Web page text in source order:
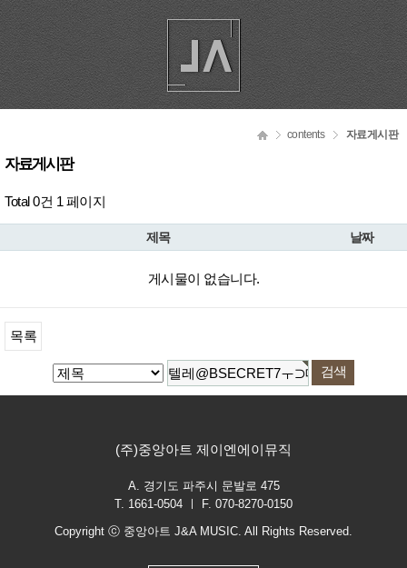
contents 자료게시판
자료게시판
Total 0건 1 페이지
제목 날짜
게시물이 없습니다.
목록
(주)중앙아트 제이엔에이뮤직
A. 경기도 파주시 문발로 475
T. 1661-0504 ㅣ F. 070-8270-0150
Copyright ⓒ 중앙아트 J&A MUSIC. All Rights Reserved.